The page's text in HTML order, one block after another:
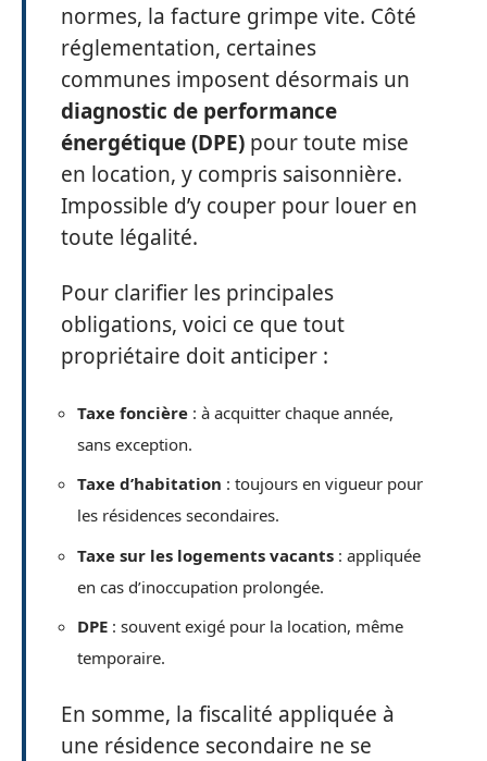
normes, la facture grimpe vite. Côté
réglementation, certaines
communes imposent désormais un
diagnostic de performance
énergétique (DPE) pour toute mise
en location, y compris saisonnière.
Impossible d’y couper pour louer en
toute légalité.
Pour clarifier les principales
obligations, voici ce que tout
propriétaire doit anticiper :
Taxe foncière : à acquitter chaque année,
sans exception.
Taxe d’habitation : toujours en vigueur pour
les résidences secondaires.
Taxe sur les logements vacants : appliquée
en cas d’inoccupation prolongée.
DPE : souvent exigé pour la location, même
temporaire.
En somme, la fiscalité appliquée à
une résidence secondaire ne se